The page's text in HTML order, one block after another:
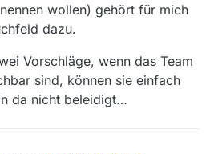
wollen) gehört für mich
dazu.
Vorschläge, wenn das Team
sind, können sie einfach
da nicht beleidigt…